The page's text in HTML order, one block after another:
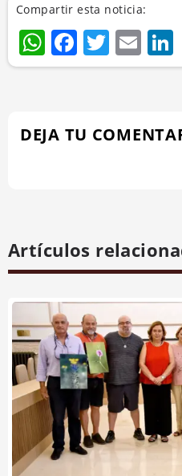
Compartir esta noticia:
WhatsApp
Facebook
Twitter
DEJA TU
Artículos